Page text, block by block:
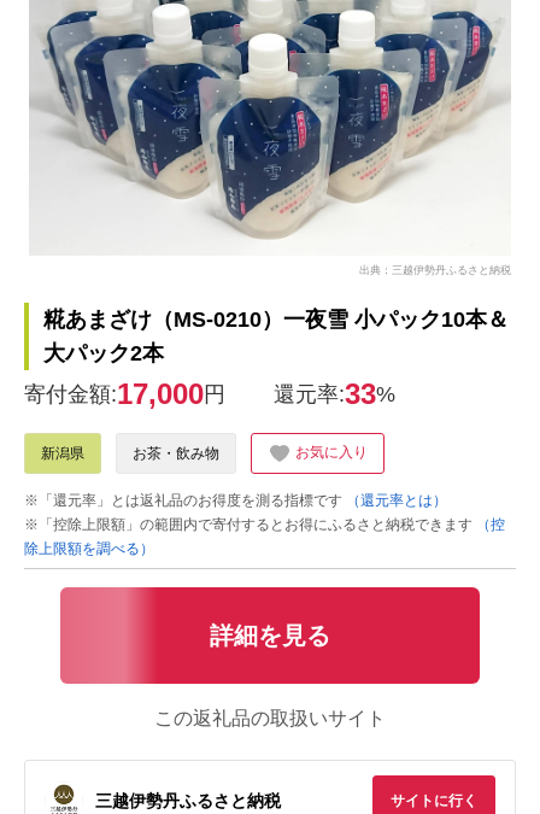
出典：三越伊勢丹ふるさと納税
糀あまざけ（MS-0210）一夜雪 小パック10本＆
大パック2本
寄付金額:17,000円 還元率:33%
新潟県 お茶・飲み物 お気に入り
※「還元率」とは返礼品のお得度を測る指標です
（還元率とは）
※「控除上限額」の範囲内で寄付するとお得にふるさと納税できます
（控
除上限額を調べる）
詳細を見る
この返礼品の取扱いサイト
三越伊勢丹ふるさと納税 サイトに行く